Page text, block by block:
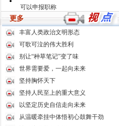
可以申报职称
杨安娣：共建“冰雪丝路”将加速中国
冰雪产业国际化
吉林珲春何以成为珍稀海雕“后花
俱乐部”
“爱最多的一天”：他们向爱人向国家
示爱
更多
丰富人类政治文明形态
可歌可泣的伟大胜利
别让“种草笔记”变了味
世界需要爱，一起向未来
坚持胸怀天下
坚持人民至上的重大意义
以坚定历史自信走向未来
从温暖牵挂中体悟初心鼓舞干劲